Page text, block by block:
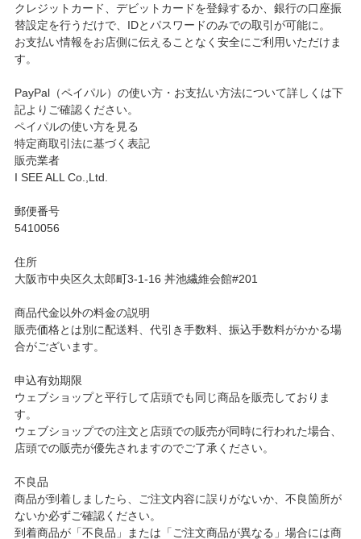
クレジットカード、デビットカードを登録するか、銀行の口座振
替設定を行うだけで、IDとパスワードのみでの取引が可能に。
お支払い情報をお店側に伝えることなく安全にご利用いただけま
す。
PayPal（ペイパル）の使い方・お支払い方法について詳しくは下
記よりご確認ください。
ペイパルの使い方を見る
特定商取引法に基づく表記
販売業者
I SEE ALL Co.,Ltd.
郵便番号
5410056
住所
大阪市中央区久太郎町3-1-16 丼池繊維会館#201
商品代金以外の料金の説明
販売価格とは別に配送料、代引き手数料、振込手数料がかかる場
合がございます。
申込有効期限
ウェブショップと平行して店頭でも同じ商品を販売しておりま
す。
ウェブショップでの注文と店頭での販売が同時に行われた場合、
店頭での販売が優先されますのでご了承ください。
不良品
商品が到着しましたら、ご注文内容に誤りがないか、不良箇所が
ないか必ずご確認ください。
到着商品が「不良品」または「ご注文商品が異なる」場合には商